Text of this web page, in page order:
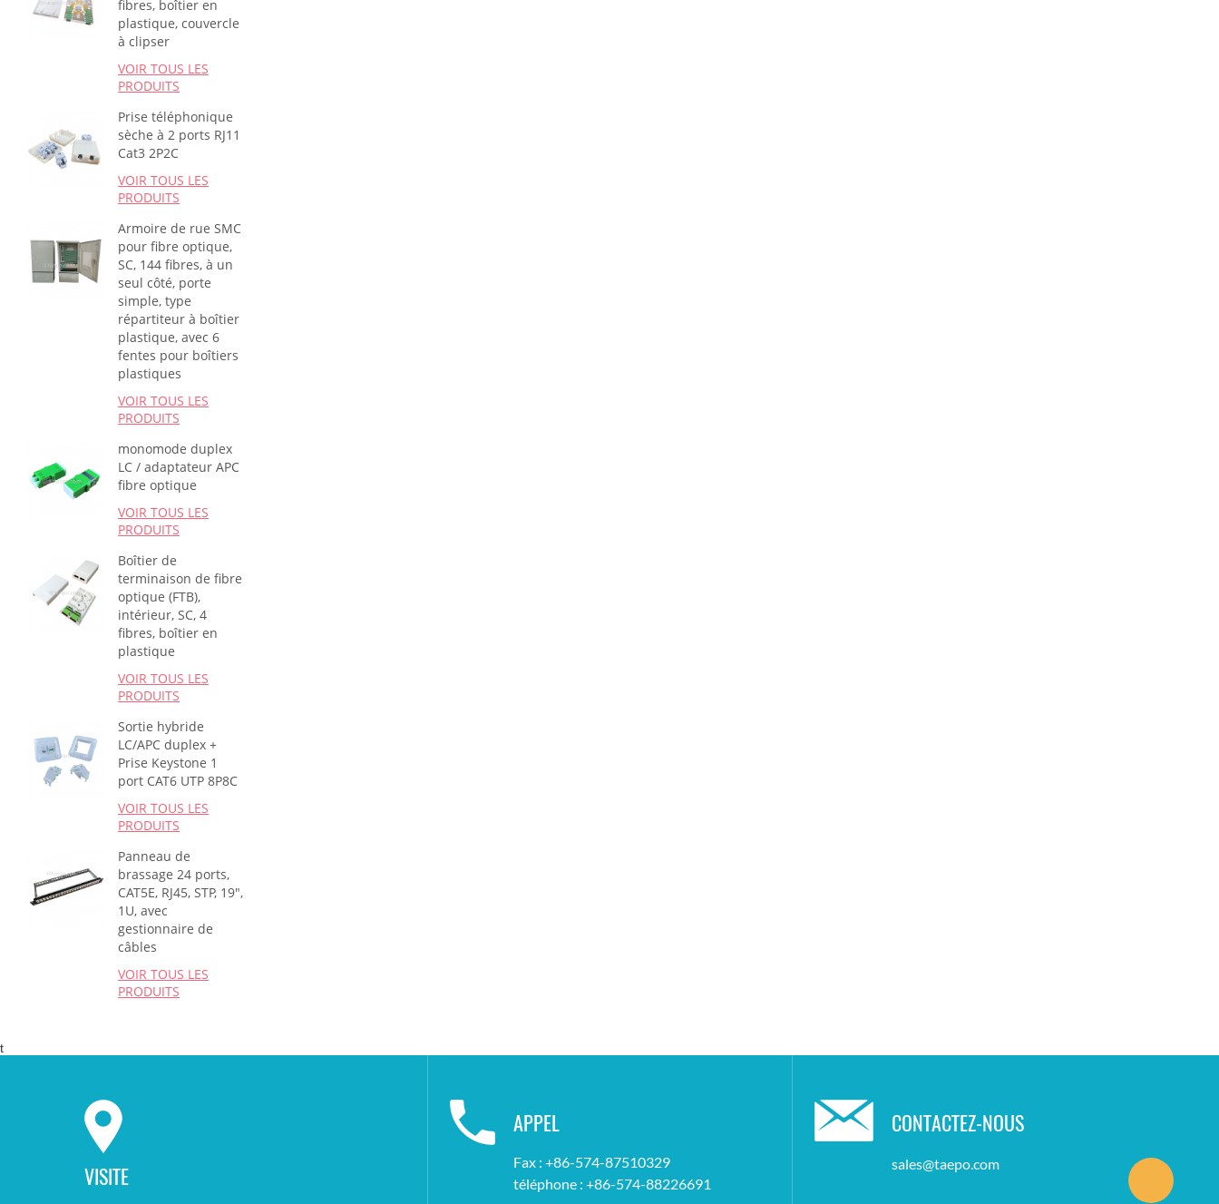
fibres, boîtier en
plastique, couvercle
à clipser
VOIR TOUS LES
PRODUITS
Prise téléphonique
sèche à 2 ports RJ11
Cat3 2P2C
VOIR TOUS LES
PRODUITS
Armoire de rue SMC
pour fibre optique,
SC, 144 fibres, à un
seul côté, porte
simple, type
répartiteur à boîtier
plastique, avec 6
fentes pour boîtiers
plastiques
VOIR TOUS LES
PRODUITS
monomode duplex
LC / adaptateur APC
fibre optique
VOIR TOUS LES
PRODUITS
Boîtier de
terminaison de fibre
optique (FTB),
intérieur, SC, 4
fibres, boîtier en
plastique
VOIR TOUS LES
PRODUITS
Sortie hybride
LC/APC duplex +
Prise Keystone 1
port CAT6 UTP 8P8C
VOIR TOUS LES
PRODUITS
Panneau de
brassage 24 ports,
CAT5E, RJ45, STP, 19",
1U, avec
gestionnaire de
câbles
VOIR TOUS LES
PRODUITS
t
VISITE
APPEL
Fax : +86-574-87510329
téléphone : +86-574-88226691
CONTACTEZ-NOUS
sales@taepo.com